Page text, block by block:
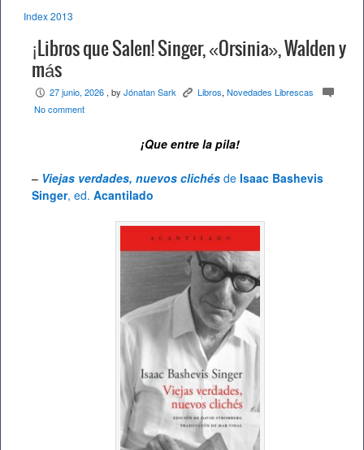
Index 2013
¡Libros que Salen! Singer, «Orsinia», Walden y
más
P 27 junio, 2026 , by Jónatan Sark K Libros,Novedades Librescas c
No comment
¡Que entre la pila!
– Viejas verdades, nuevos clichés de Isaac Bashevis
Singer, ed. Acantilado